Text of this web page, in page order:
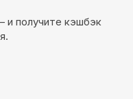
и получите кэшбэк